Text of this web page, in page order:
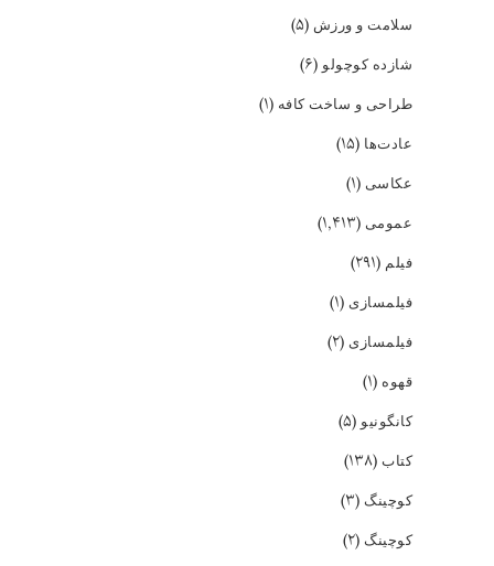
سلامت و ورزش (۵)
شازده کوچولو(۶)
طراحی و ساخت کافه (۱)
عادت‌ها (۱۵)
عکاسی (۱)
عمومی (۱,۴۱۳)
فیلم (۲۹۱)
فیلمسازی (۱)
فیلمسازی (۲)
قهوه (۱)
کانگونیو(۵)
کتاب (۱۳۸)
کوچینگ (۳)
کوچینگ (۲)